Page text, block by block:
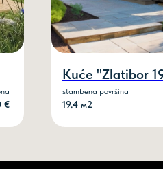
Kuće "Zlatibor
stambena površina
19.4 м2
€